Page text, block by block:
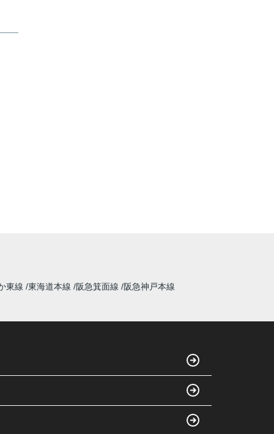
東線 東海道本線 阪急箕面線 阪急神戸本線